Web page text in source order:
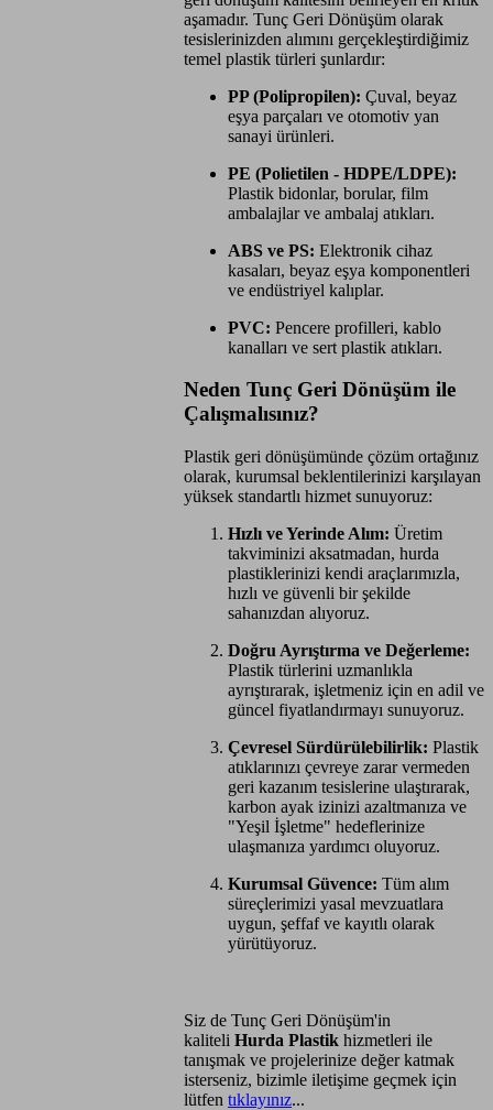
aşamadır. Tunç Geri Dönüşüm olarak
tesislerinizden alımını gerçekleştirdiğimiz
temel plastik türleri şunlardır:
PP (Polipropilen): Çuval, beyaz
eşya parçaları ve otomotiv yan
sanayi ürünleri.
PE (Polietilen - HDPE/LDPE):
Plastik bidonlar, borular, film
ambalajlar ve ambalaj atıkları.
ABS ve PS: Elektronik cihaz
kasaları, beyaz eşya komponentleri
ve endüstriyel kalıplar.
PVC: Pencere profilleri, kablo
kanalları ve sert plastik atıkları.
Neden Tunç Geri Dönüşüm ile
Çalışmalısınız?
Plastik geri dönüşümünde çözüm ortağınız
olarak, kurumsal beklentilerinizi karşılayan
yüksek standartlı hizmet sunuyoruz:
Hızlı ve Yerinde Alım: Üretim
takviminizi aksatmadan, hurda
plastiklerinizi kendi araçlarımızla,
hızlı ve güvenli bir şekilde
sahanızdan alıyoruz.
Doğru Ayrıştırma ve Değerleme:
Plastik türlerini uzmanlıkla
ayrıştırarak, işletmeniz için en adil ve
güncel fiyatlandırmayı sunuyoruz.
Çevresel Sürdürülebilirlik: Plastik
atıklarınızı çevreye zarar vermeden
geri kazanım tesislerine ulaştırarak,
karbon ayak izinizi azaltmanıza ve
"Yeşil İşletme" hedeflerinize
ulaşmanıza yardımcı oluyoruz.
Kurumsal Güvence: Tüm alım
süreçlerimizi yasal mevzuatlara
uygun, şeffaf ve kayıtlı olarak
yürütüyoruz.
Siz de Tunç Geri Dönüşüm'in
kaliteliHurda Plastikhizmetleri ile
tanışmak ve projelerinize değer katmak
isterseniz, bizimle iletişime geçmek için
lütfentıklayınız...